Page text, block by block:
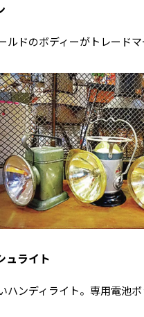
ドのボディーがトレードマ
ュライト
ンディライト。専用電池ボ